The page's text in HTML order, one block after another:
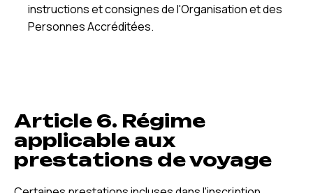
instructions et consignes de l'Organisation et des
Personnes Accréditées.
Article 6. Régime
applicable aux
prestations de voyage